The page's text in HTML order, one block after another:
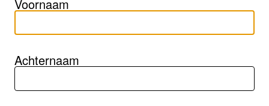
Voornaam
Achternaam